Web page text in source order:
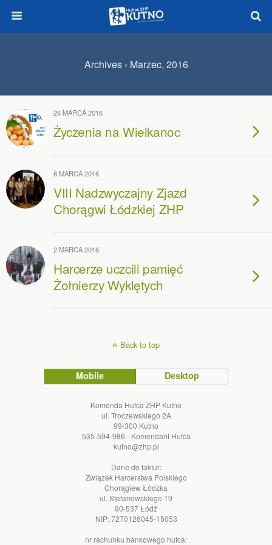
Archives › Marzec, 2016
26 MARCA 2016
Życzenia na Wielkanoc
6 MARCA 2016
VIII Nadzwyczajny Zjazd
Chorągwi Łódzkiej ZHP
2 MARCA 2016
Harcerze uczcili pamięć
Żołnierzy Wyklętych
Back to top
Mobile Desktop
Komenda Hufca ZHP Kutno
ul. Troczewskiego 2A
99-300 Kutno
535-594-986 - Komendant Hufca
kutno@zhp.pl
Dane do faktur:
Związek Harcerstwa Polskiego
Chorągiew Łódzka
ul. Stefanowskiego 19
90-537 Łódź
NIP: 7270126045-15053
nr rachunku bankowego hufca: